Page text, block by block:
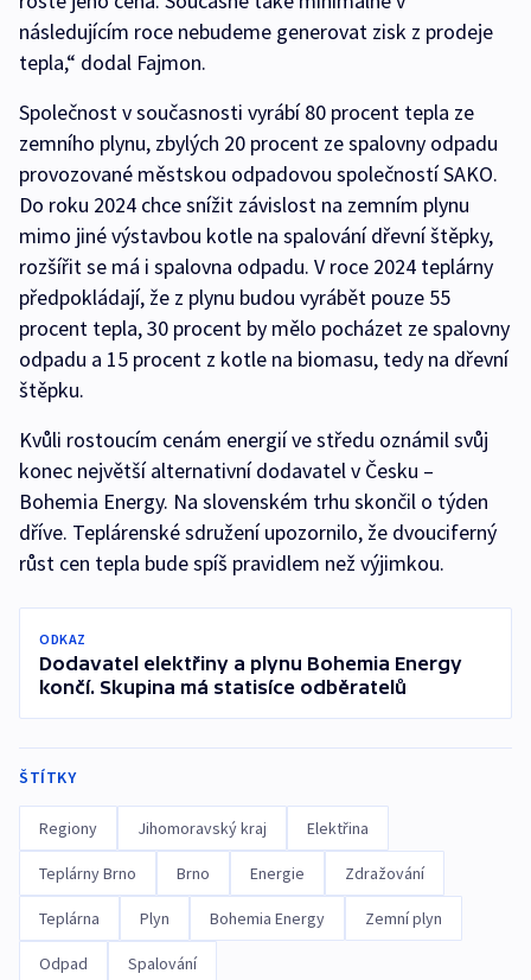
následujícím roce nebudeme generovat zisk z prodeje
tepla,“ dodal Fajmon.
Společnost v současnosti vyrábí 80 procent tepla ze
zemního plynu, zbylých 20 procent ze spalovny odpadu
provozované městskou odpadovou společností SAKO.
Do roku 2024 chce snížit závislost na zemním plynu
mimo jiné výstavbou kotle na spalování dřevní štěpky,
rozšířit se má i spalovna odpadu. V roce 2024 teplárny
předpokládají, že z plynu budou vyrábět pouze 55
procent tepla, 30 procent by mělo pocházet ze spalovny
odpadu a 15 procent z kotle na biomasu, tedy na dřevní
štěpku.
Kvůli rostoucím cenám energií ve středu oznámil svůj
konec největší alternativní dodavatel v Česku –
Bohemia Energy. Na slovenském trhu skončil o týden
dříve. Teplárenské sdružení upozornilo, že dvouciferný
růst cen tepla bude spíš pravidlem než výjimkou.
ODKAZ
Dodavatel elektřiny a plynu Bohemia Energy
končí. Skupina má statisíce odběratelů
ŠTÍTKY
Regiony Jihomoravský kraj Elektřina
Teplárny Brno Brno Energie Zdražování
Teplárna Plyn Bohemia Energy Zemní plyn
Odpad Spalování